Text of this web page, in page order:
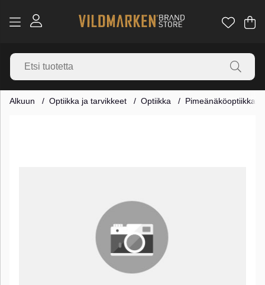
.
Alkuun Optiikka ja tarvikkeet Optiikka Pimeänäköoptiikka